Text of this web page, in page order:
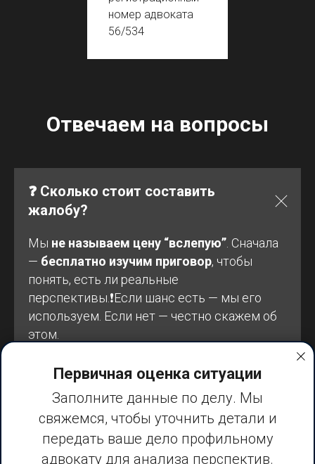
номер адвоката
56/534
Отвечаем на вопросы
❓ Сколько стоит составить
жалобу?
Мы не называем цену “вслепую” . Сначала
— бесплатно изучим приговор, чтобы
понять, есть ли реальные
перспективы.❗Если шанс есть — мы его
используем. Если нет — честно скажем об
этом.
🔍 Составление жалобы требует глубокого
анализа не только вашего дела, но и
похожих дел в судебной практике . Это
серьёзная работа, и цена зависит от:
• сложности вашего дела,
Первичная оценка ситуации
Заполните данные по делу. Мы
свяжемся, чтобы уточнить детали и
передать ваше дело профильному
адвокату для анализа перспектив.